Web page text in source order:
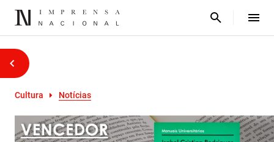
Cultura Notícias